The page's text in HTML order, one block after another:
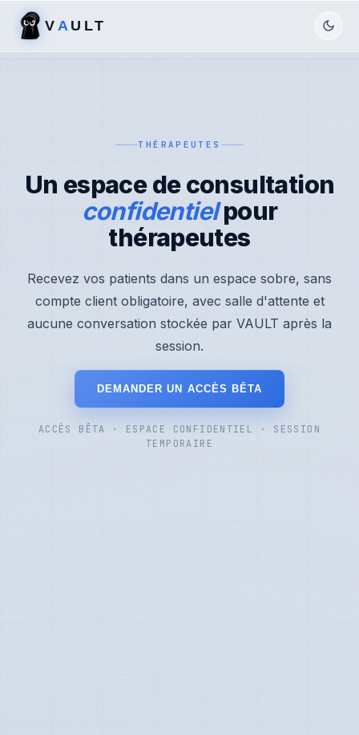
V A ULT
THÉRAPEUTES
Un espace de consultation
confidentielpour
thérapeutes
Recevez vos patients dans un espace sobre, sans
compte client obligatoire, avec salle d'attente et
aucune conversation stockée par VAULT après la
session.
DEMANDER UN ACCÈS BÊTA
ACCÈS BÊTA · ESPACE CONFIDENTIEL · SESSION
TEMPORAIRE